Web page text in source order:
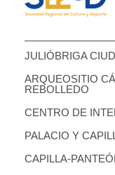
JULIÓBRIGA
ARQUEOSITIO
REBOLLEDO
CENTRO DE
PALACIO Y
CAPILLA-